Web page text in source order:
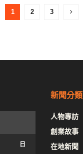
1 2 3
日
新聞分類
人物專訪
創業故事
在地新聞